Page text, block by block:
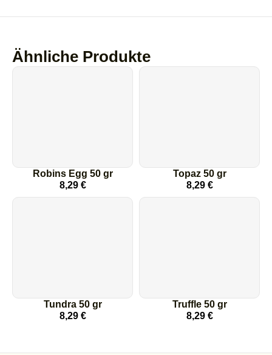
Ähnliche Produkte
Robins Egg 50 gr
8,29 €
Topaz 50 gr
8,29 €
Tundra 50 gr
8,29 €
Truffle 50 gr
8,29 €